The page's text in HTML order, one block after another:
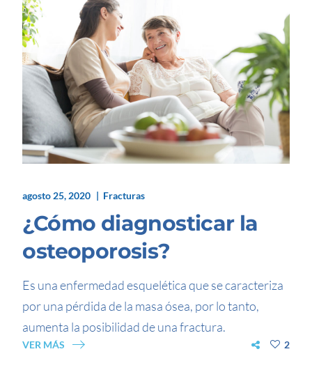
agosto 25, 2020 Fracturas
¿Cómo diagnosticar la
osteoporosis?
Es una enfermedad esquelética que se caracteriza
por una pérdida de la masa ósea, por lo tanto,
aumenta la posibilidad de una fractura.
VER MÁS 2